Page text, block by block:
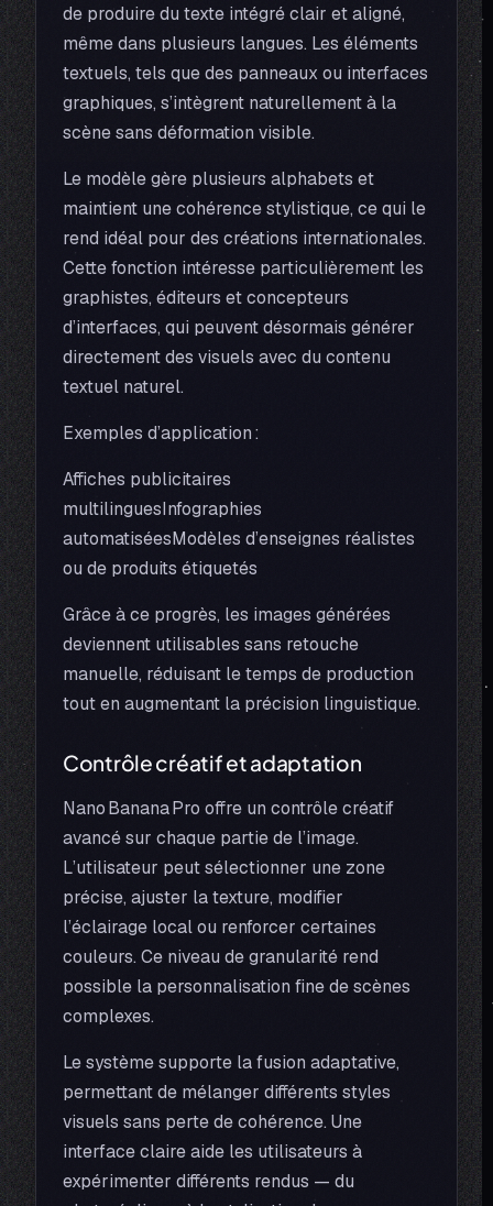
de produire du texte intégré clair et aligné,
même dans plusieurs langues. Les éléments
textuels, tels que des panneaux ou interfaces
graphiques, s’intègrent naturellement à la
scène sans déformation visible.
Le modèle gère plusieurs alphabets et
maintient une cohérence stylistique, ce qui le
rend idéal pour des créations internationales.
Cette fonction intéresse particulièrement les
graphistes, éditeurs et concepteurs
d’interfaces, qui peuvent désormais générer
directement des visuels avec du contenu
textuel naturel.
Exemples d’application :
Affiches publicitaires
multilinguesInfographies
automatiséesModèles d’enseignes réalistes
ou de produits étiquetés
Grâce à ce progrès, les images générées
deviennent utilisables sans retouche
manuelle, réduisant le temps de production
tout en augmentant la précision linguistique.
Contrôle créatif et adaptation
Nano Banana Pro offre un contrôle créatif
avancé sur chaque partie de l’image.
L’utilisateur peut sélectionner une zone
précise, ajuster la texture, modifier
l’éclairage local ou renforcer certaines
couleurs. Ce niveau de granularité rend
possible la personnalisation fine de scènes
complexes.
Le système supporte la fusion adaptative,
permettant de mélanger différents styles
visuels sans perte de cohérence. Une
interface claire aide les utilisateurs à
expérimenter différents rendus — du